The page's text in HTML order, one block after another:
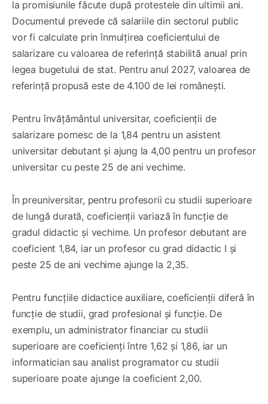
la promisiunile făcute după protestele din ultimii ani.
Documentul prevede că salariile din sectorul public
vor fi calculate prin înmulțirea coeficientului de
salarizare cu valoarea de referință stabilită anual prin
legea bugetului de stat. Pentru anul 2027, valoarea de
referință propusă este de 4.100 de lei românești.
Pentru învățământul universitar, coeficienții de
salarizare pornesc de la 1,84 pentru un asistent
universitar debutant și ajung la 4,00 pentru un profesor
universitar cu peste 25 de ani vechime.
În preuniversitar, pentru profesorii cu studii superioare
de lungă durată, coeficienții variază în funcție de
gradul didactic și vechime. Un profesor debutant are
coeficient 1,84, iar un profesor cu grad didactic I și
peste 25 de ani vechime ajunge la 2,35.
Pentru funcțiile didactice auxiliare, coeficienții diferă în
funcție de studii, grad profesional și funcție. De
exemplu, un administrator financiar cu studii
superioare are coeficienți între 1,62 și 1,86, iar un
informatician sau analist programator cu studii
superioare poate ajunge la coeficient 2,00.